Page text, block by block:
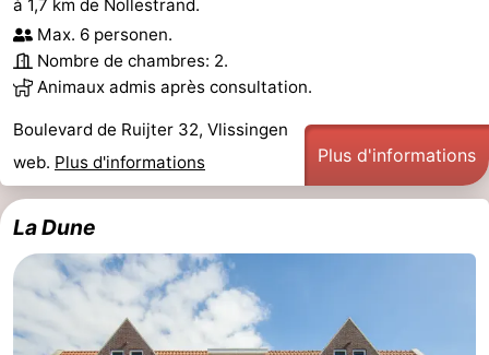
-
Piscines
-
Faire
du
vélo
-
Randonnée
-
Équitation
-
Terrains
-
à 1,7 km de Nollestrand.
Max. 6 personen.
Nombre de chambres: 2.
Animaux admis après consultation.
Boulevard de Ruijter 32, Vlissingen
web. Plus d'informations Plus d'informations
La Dune